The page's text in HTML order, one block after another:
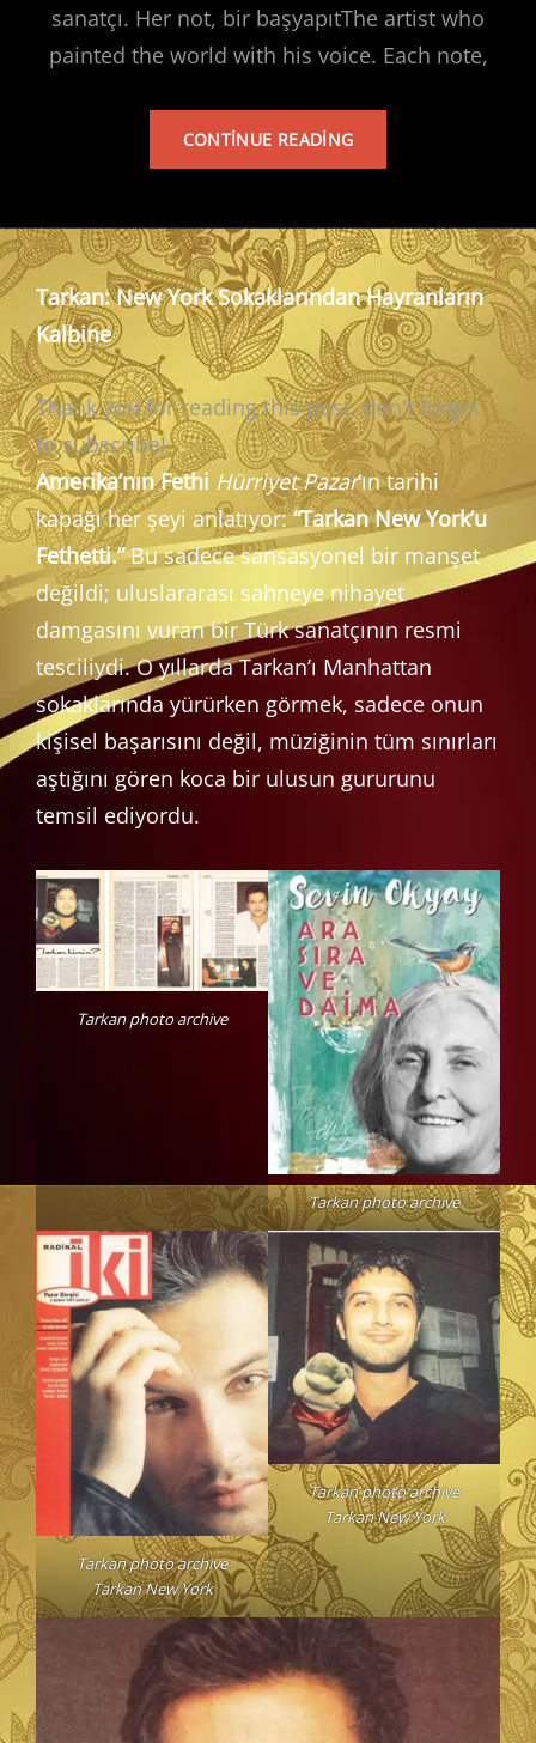
sanatçı. Her not, bir başyapıtThe artist who
painted the world with his voice. Each note,
CONTINUE READINGTARKAN’S
Tarkan: New York Sokaklarından Hayranların
Kalbine
Thank you for reading this post, don't forget
to subscribe!
Amerika’nın Fethi Hürriyet Pazar‘ın tarihi
kapağı her şeyi anlatıyor:“Tarkan New York’u
Fethetti.”Bu sadece sansasyonel bir manşet
değildi; uluslararası sahneye nihayet
damgasını vuran bir Türk sanatçının resmi
tesciliydi. O yıllarda Tarkan’ı Manhattan
sokaklarında yürürken görmek, sadece onun
kişisel başarısını değil, müziğinin tüm sınırları
aştığını gören koca bir ulusun gururunu
temsil ediyordu.
Tarkan photo archive
Tarkan photo archive
Tarkan photo archive
Tarkan New York
Tarkan photo archive
Tarkan New York